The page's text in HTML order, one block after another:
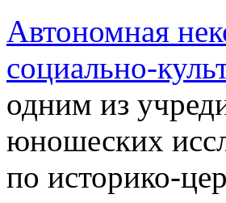
Автономная
социально-
одним из
юношеских
по историко-